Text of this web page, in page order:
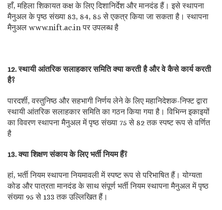
हाँ, महिला शिकायत कक्ष के लिए दिशानिर्देश और मानदंड हैं। इसे स्थापना
मैनुअल के पृष्ठ संख्या 83, 84, 85 से एकत्र किया जा सकता है। स्थापना
मैनुअल www.nift.ac.in पर उपलब्ध है
12. स्थायी आंतरिक सलाहकार समिति क्या करती है और वे कैसे कार्य करती
है?
पारदर्शी, वस्तुनिष्ठ और सहभागी निर्णय लेने के लिए महानिदेशक-निफ्ट द्वारा
स्थायी आंतरिक सलाहकार समिति का गठन किया गया है। विभिन्न इकाइयों
का विवरण स्थापना मैनुअल में पृष्ठ संख्या 75 से 82 तक स्पष्ट रूप से वर्णित
है
13. क्या शिक्षण संकाय के लिए भर्ती नियम हैं?
हां, भर्ती नियम स्थापना नियमावली में स्पष्ट रूप से परिभाषित हैं। योग्यता
कोड और पात्रता मानदंड के साथ संपूर्ण भर्ती नियम स्थापना मैनुअल में पृष्ठ
संख्या 95 से 133 तक उल्लिखित हैं।